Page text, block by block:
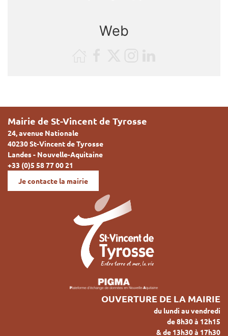
Web
Mairie de St-Vincent de Tyrosse
24, avenue Nationale
40230 St-Vincent de Tyrosse
Landes - Nouvelle-Aquitaine
+33 (0)5 58 77 00 21
Je contacte la mairie
OUVERTURE DE LA MAIRIE
du lundi au vendredi
de 8h30 à 12h15
& de 13h30 à 17h30